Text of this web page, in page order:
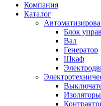
Компания
Каталог
Блок
Вал
Генератор
Шкаф
Изоляторы